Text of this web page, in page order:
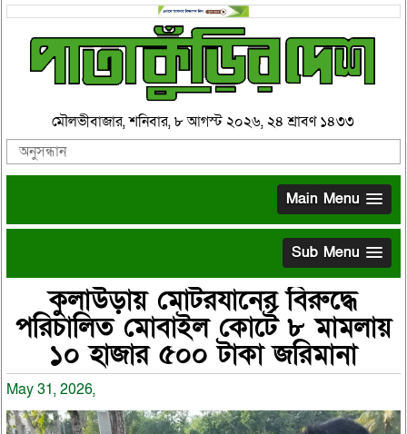
মৌলভীবাজার, শনিবার, ৮ আগস্ট ২০২৬, ২৪ শ্রাবণ ১৪৩৩
Main Menu
Sub Menu
কুলাউড়ায় মোটরযানের বিরুদ্ধে
পরিচালিত মোবাইল কোর্টে ৮ মামলায়
১০ হাজার ৫০০ টাকা জরিমানা
May 31, 2026,